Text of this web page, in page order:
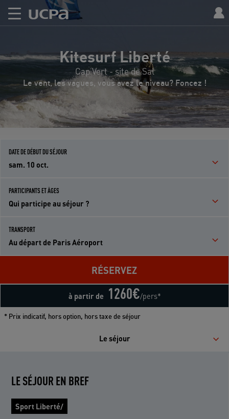
Kitesurf Liberté
Cap Vert - site de Sal
Le vent, les vagues, vous avez le niveau? Foncez !
DATE DE DÉBUT DU SÉJOUR
sam. 10 oct.
PARTICIPANTS ET ÂGES
Qui participe au séjour ?
TRANSPORT
Au départ de Paris Aéroport
à partir de 1260€/pers*
RÉSERVEZ
* Prix indicatif, hors option, hors taxe de séjour
Le séjour
LE SÉJOUR EN BREF
Sport Liberté/